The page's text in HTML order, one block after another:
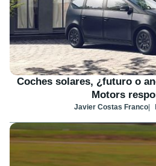
Coches solares, ¿futuro o
Motors
Javier Costas Franco